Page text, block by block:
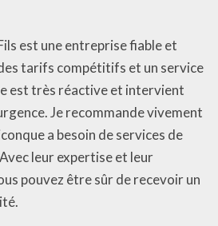
est une entreprise fiable et
tarifs compétitifs et un service
est très réactive et intervient
Je recommande vivement
a besoin de services de
leur expertise et leur
pouvez être sûr de recevoir un